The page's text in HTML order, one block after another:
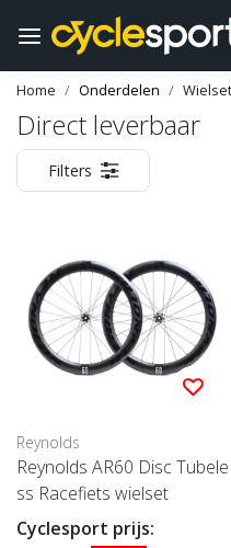
Home Onderdelen
Direct leverbaar
Filters
Reynolds
Reynolds AR60 Disc Tubele
ss Racefiets wielset
Cyclesport prijs: